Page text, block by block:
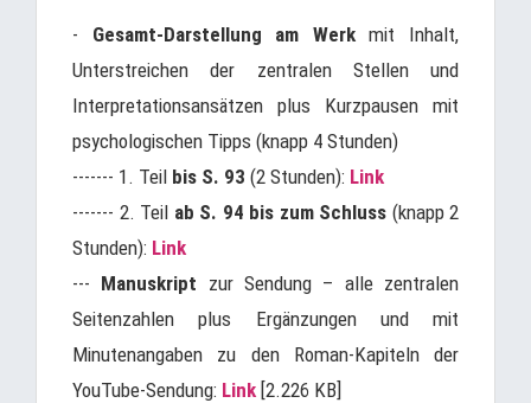
- Gesamt-Darstellung am Werkmit Inhalt,
Unterstreichen der zentralen Stellen und
Interpretationsansätzen plus Kurzpausen mit
psychologischen Tipps (knapp 4 Stunden)
------- 1. Teil bis S. 93 (2 Stunden): Link
------- 2. Teil ab S. 94 bis zum Schluss (knapp 2
Stunden): Link
--- Manuskript zur Sendung – alle zentralen
Seitenzahlen plus Ergänzungen und mit
Minutenangaben zu den Roman-Kapiteln der
YouTube-Sendung: Link [2.226 KB]